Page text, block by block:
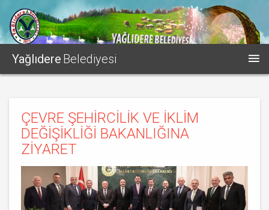
Yağlıdere Belediyesi
ÇEVRE ŞEHİRCİLİK VE İKLİM
DEĞİŞİKLİĞİ BAKANLIĞINA
ZİYARET